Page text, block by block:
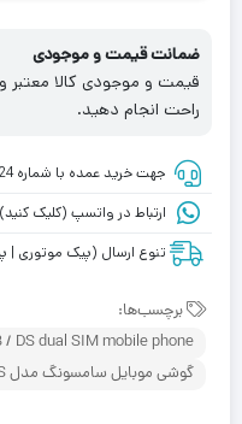
ضمانت قیمت و موجودی
قیمت و موجودی کالا معتبر
راحت انجام دهید.
جهت خرید عمده با شماره 09153344724 تماس بگیرید.
ارتباط در واتسپ (کلیک کنید)
تنوع ارسال (پیک موتوری |
برچسب‌ها:
DS dual SIM mobile phone
گوشی موبایل سامسونگ مدل A52s 5G SM-A528B/DS دو سیم‌کارت